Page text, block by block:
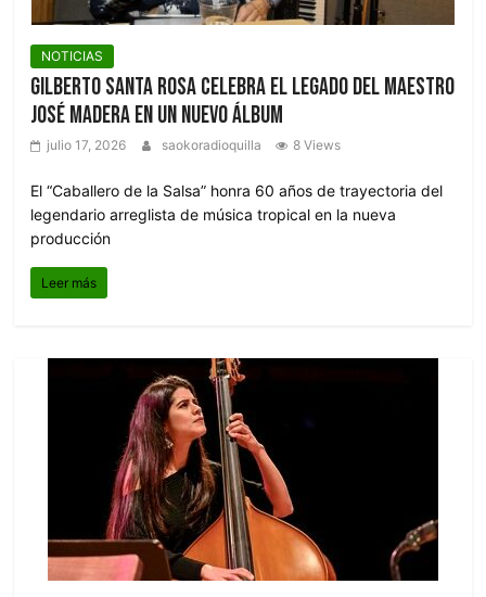
NOTICIAS
Gilberto Santa Rosa celebra el legado del maestro
José Madera en un nuevo álbum
julio 17, 2026 saokoradioquilla 8 Views
El “Caballero de la Salsa” honra 60 años de trayectoria del
legendario arreglista de música tropical en la nueva
producción
Leer más